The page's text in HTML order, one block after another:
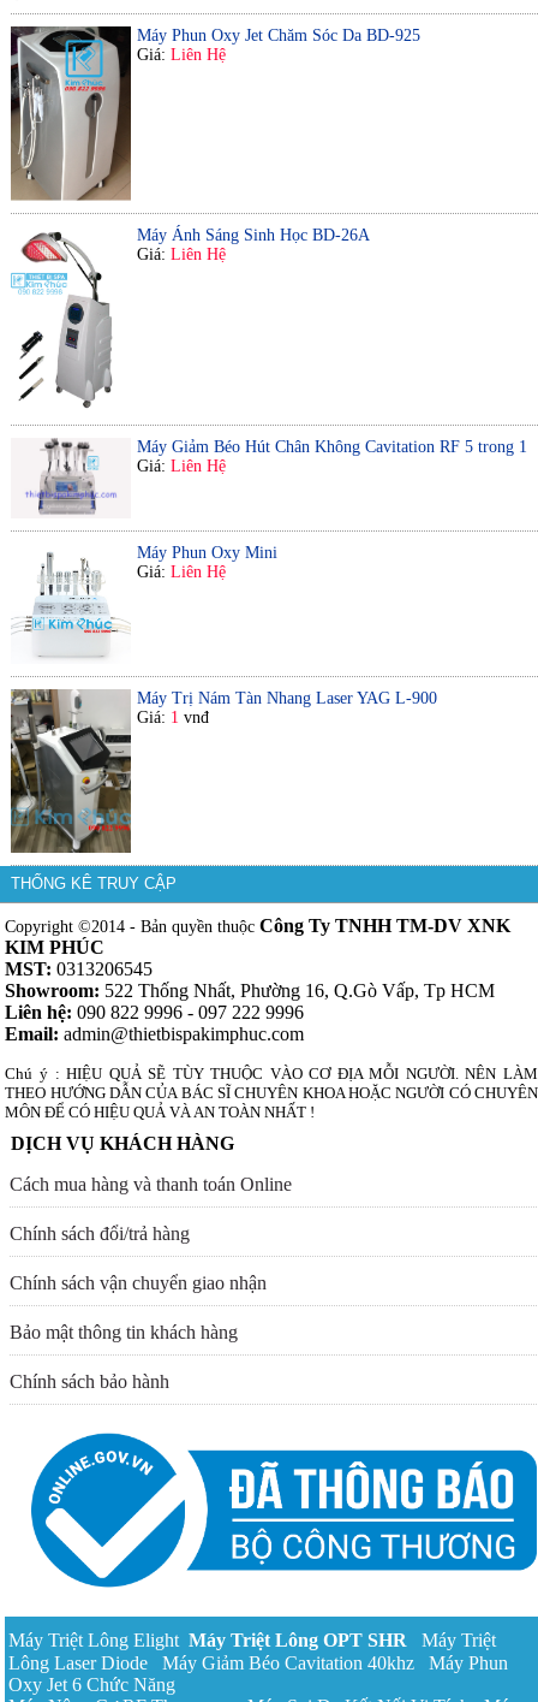
Máy Phun Oxy Jet Chăm Sóc Da BD-925
Giá: Liên Hệ
Máy Ánh Sáng Sinh Học BD-26A
Giá: Liên Hệ
Máy Giảm Béo Hút Chân Không Cavitation RF 5 trong 1
Giá: Liên Hệ
Máy Phun Oxy Mini
Giá: Liên Hệ
Máy Trị Nám Tàn Nhang Laser YAG L-900
Giá: 1 vnđ
THỐNG KÊ TRUY CẬP
Copyright ©2014 - Bản quyền thuộcCông Ty TNHH TM-DV XNK
KIM PHÚC
MST: 0313206545
Showroom: 522 Thống Nhất, Phường 16, Q.Gò Vấp, Tp HCM
Liên hệ: 090 822 9996 - 097 222 9996
Email: admin@thietbispakimphuc.com
Chú ý : HIỆU QUẢ SẼ TÙY THUỘC VÀO CƠ ĐỊA MỖI NGƯỜI. NÊN LÀM
THEO HƯỚNG DẪN CỦA BÁC SĨ CHUYÊN KHOA HOẶC NGƯỜI CÓ CHUYÊN
MÔN ĐỂ CÓ HIỆU QUẢ VÀ AN TOÀN NHẤT !
DỊCH VỤ KHÁCH HÀNG
Cách mua hàng và thanh toán Online
Chính sách đổi/trả hàng
Chính sách vận chuyển giao nhận
Bảo mật thông tin khách hàng
Chính sách bảo hành
Máy Triệt Lông Elight Máy Triệt Lông OPTSHR
Máy Triệt
Lông Laser Diode
Máy Giảm Béo Cavitation 40khz
Máy Phun
Oxy Jet 6 Chức Năng